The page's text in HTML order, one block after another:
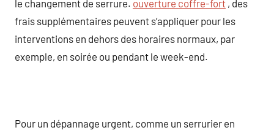
le changement de serrure. ouverture coffre-fort , des
frais supplémentaires peuvent s’appliquer pour les
interventions en dehors des horaires normaux, par
exemple, en soirée ou pendant le week-end.
Pour un dépannage urgent, comme un serrurier en